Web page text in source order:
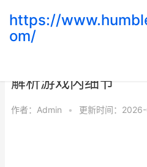
https://
om/
解析游戏内细节
作者： Admin • 更新时间：